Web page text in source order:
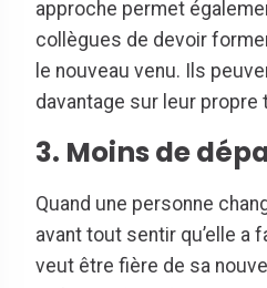
approche permet
collègues de devoir
le nouveau venu. Ils
davantage sur leur propre
3. Moins de
Quand une personne
avant tout sentir qu’elle a
veut être fière de sa